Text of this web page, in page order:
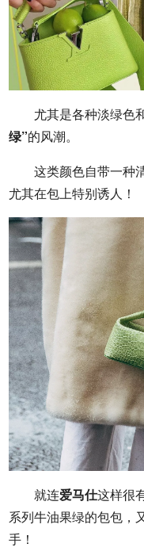
尤其是各种淡绿色
绿”的风潮。
这类颜色自带一种
尤其在包上特别诱人！
就连爱马仕这样很
系列牛油果绿的包包，
手！